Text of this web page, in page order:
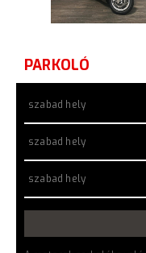
PARKOLÓ
szabad hely
szabad hely
szabad hely